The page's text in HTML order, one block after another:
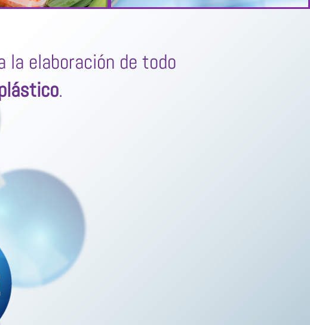
la elaboración de todo
.